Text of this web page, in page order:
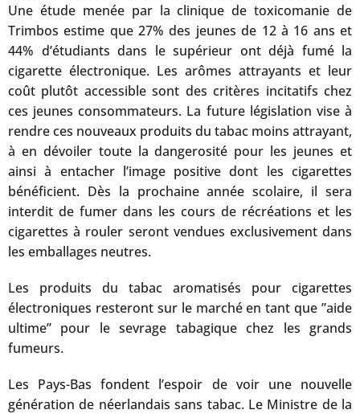
Une étude menée par la clinique de toxicomanie de
Trimbos estime que 27% des jeunes de 12 à 16 ans et
44% d’étudiants dans le supérieur ont déjà fumé la
cigarette électronique. Les arômes attrayants et leur
coût plutôt accessible sont des critères incitatifs chez
ces jeunes consommateurs. La future législation vise à
rendre ces nouveaux produits du tabac moins attrayant,
à en dévoiler toute la dangerosité pour les jeunes et
ainsi à entacher l’image positive dont les cigarettes
bénéficient. Dès la prochaine année scolaire, il sera
interdit de fumer dans les cours de récréations et les
cigarettes à rouler seront vendues exclusivement dans
les emballages neutres.
Les produits du tabac aromatisés pour cigarettes
électroniques resteront sur le marché en tant que ”aide
ultime” pour le sevrage tabagique chez les grands
fumeurs.
Les Pays-Bas fondent l’espoir de voir une nouvelle
génération de néerlandais sans tabac. Le Ministre de la